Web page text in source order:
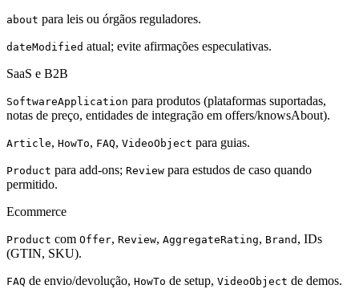
about para leis ou órgãos reguladores.
dateModified atual; evite afirmações especulativas.
SaaS e B2B
SoftwareApplication para produtos (plataformas suportadas,
notas de preço, entidades de integração em offers/knowsAbout).
Article, HowTo, FAQ, VideoObject para guias.
Product para add-ons; Review para estudos de caso quando
permitido.
Ecommerce
Product com Offer, Review, AggregateRating, Brand , IDs
(GTIN, SKU).
FAQ de envio/devolução, HowTo de setup, VideoObject de demos.